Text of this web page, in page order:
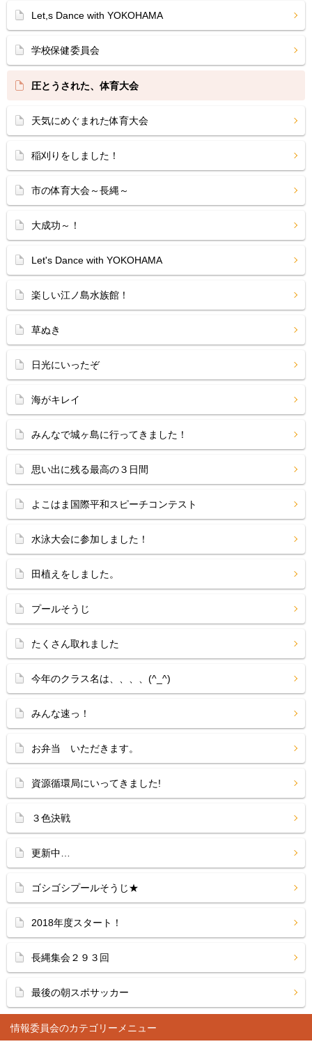
情報委員会
Let,s Dance with YOKOHAMA
学校保健委員会
圧とうされた、体育大会
天気にめぐまれた体育大会
稲刈りをしました！
市の体育大会～長縄～
大成功～！
Let's Dance with YOKOHAMA
楽しい江ノ島水族館！
草ぬき
日光にいったぞ
海がキレイ
みんなで城ヶ島に行ってきました！
思い出に残る最高の３日間
よこはま国際平和スピーチコンテスト
水泳大会に参加しました！
田植えをしました。
プールそうじ
たくさん取れました
今年のクラス名は、、、、(^_^)
みんな速っ！
お弁当 いただきます。
資源循環局にいってきました!
３色決戦
更新中…
ゴシゴシプールそうじ★
2018年度スタート！
長縄集会２９３回
最後の朝スポサッカー